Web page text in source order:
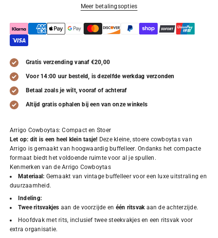
Meer betalingsopties
Gratis verzending vanaf €20,00
Voor 14:00 uur besteld, is dezelfde werkdag verzonden
Betaal zoals je wilt, vooraf of achteraf
Altijd gratis ophalen bij een van onze winkels
Arrigo Cowboytas: Compact en Stoer
Let op: dit is een heel klein tasje! Deze kleine, stoere cowboytas van
Arrigo is gemaakt van hoogwaardig buffelleer. Ondanks het compacte
formaat biedt het voldoende ruimte voor al je spullen.
Kenmerken van de Arrigo Cowboytas
Materiaal: Gemaakt van vintage buffelleer voor een luxe uitstraling en
duurzaamheid.
Indeling:
Twee ritsvakjes aan de voorzijde en één ritsvakaan de achterzijde.
Hoofdvak met rits, inclusief twee steekvakjes en een ritsvak voor
extra organisatie.